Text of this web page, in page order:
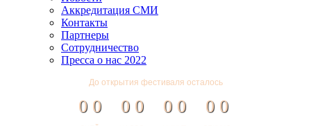
Аккредитация СМИ
Контакты
Партнеры
Сотрудничество
Пресса о нас 2022
До открытия фестиваля осталось
0 0 0 0 0 0 0 0